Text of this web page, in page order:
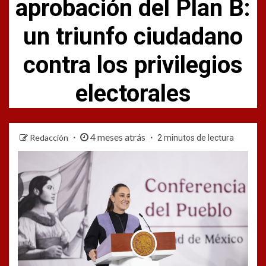
aprobación del Plan B:
un triunfo ciudadano
contra los privilegios
electorales
Redacción 4 meses atrás 2 minutos de lectura